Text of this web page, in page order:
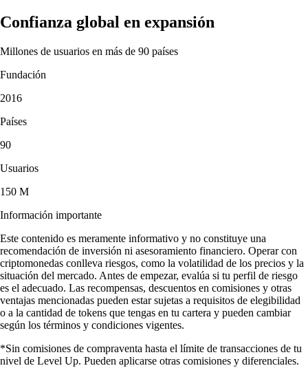
Confianza global en expansión
Millones de usuarios en más de 90 países
Fundación
2016
Países
90
Usuarios
150 M
Información importante
Este contenido es meramente informativo y no constituye una
recomendación de inversión ni asesoramiento financiero. Operar con
criptomonedas conlleva riesgos, como la volatilidad de los precios y la
situación del mercado. Antes de empezar, evalúa si tu perfil de riesgo
es el adecuado. Las recompensas, descuentos en comisiones y otras
ventajas mencionadas pueden estar sujetas a requisitos de elegibilidad
o a la cantidad de tokens que tengas en tu cartera y pueden cambiar
según los términos y condiciones vigentes.
*Sin comisiones de compraventa hasta el límite de transacciones de tu
nivel de Level Up. Pueden aplicarse otras comisiones y diferenciales.